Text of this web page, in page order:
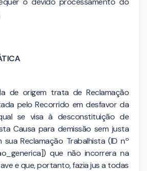
de origem trata de Reclamação
pelo Recorrido em desfavor da
se visa à desconstituição de
Causa para demissão sem justa
sua Reclamação Trabalhista (ID nº
que não incorrera na
e que, portanto, fazia jus a todas